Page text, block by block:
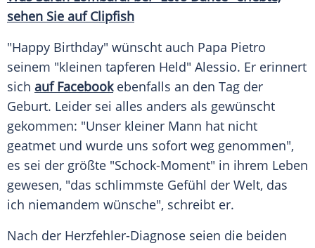
sehen Sie auf Clipfish
"Happy Birthday" wünscht auch Papa Pietro
seinem "kleinen tapferen Held" Alessio. Er erinnert
sich auf Facebookebenfalls an den Tag der
Geburt. Leider sei alles anders als gewünscht
gekommen: "Unser kleiner Mann hat nicht
geatmet und wurde uns sofort weg genommen",
es sei der größte "Schock-Moment" in ihrem Leben
gewesen, "das schlimmste Gefühl der Welt, das
ich niemandem wünsche", schreibt er.
Nach der Herzfehler-Diagnose seien die beiden